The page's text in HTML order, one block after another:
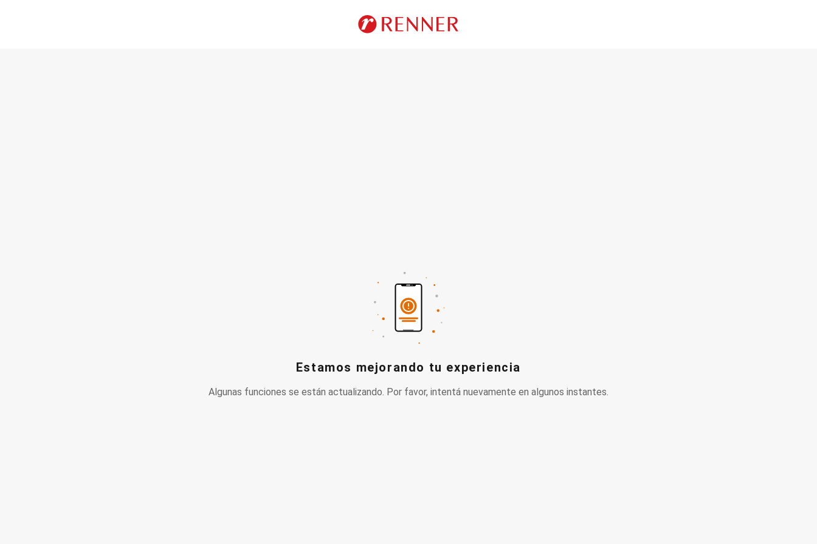
Estamos mejorando tu experiencia
Algunas funciones se están actualizando. Por favor, intentá nuevamente en algunos instantes.